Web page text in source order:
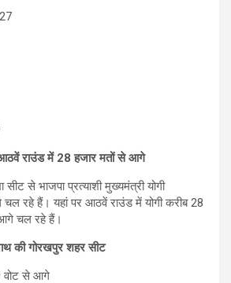
आठवें राउंड में 28 हजार मतों से आगे
से भाजपा प्रत्‍याशी मुख्यमंत्री योगी
रहे हैं। यहां पर आठवें राउंड में योगी करीब 28
चल रहे हैं।
की गोरखपुर शहर सीट
वोट से आगे